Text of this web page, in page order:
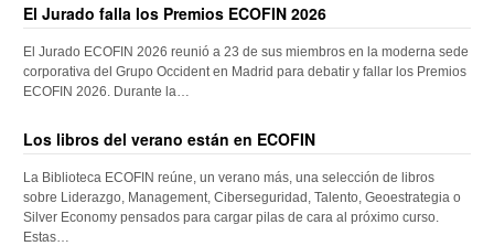
El Jurado falla los Premios ECOFIN 2026
El Jurado ECOFIN 2026 reunió a 23 de sus miembros en la moderna sede
corporativa del Grupo Occident en Madrid para debatir y fallar los Premios
ECOFIN 2026. Durante la…
Los libros del verano están en ECOFIN
La Biblioteca ECOFIN reúne, un verano más, una selección de libros
sobre Liderazgo, Management, Ciberseguridad, Talento, Geoestrategia o
Silver Economy pensados para cargar pilas de cara al próximo curso.
Estas…